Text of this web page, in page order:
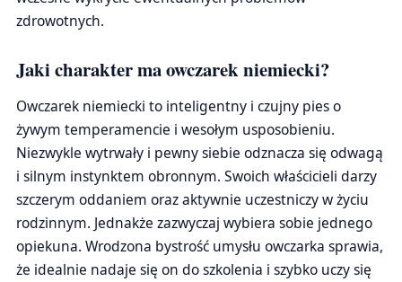
zdrowotnych.
Jaki charakter ma owczarek niemiecki?
Owczarek niemiecki to inteligentny i czujny pies o
żywym temperamencie i wesołym usposobieniu.
Niezwykle wytrwały i pewny siebie odznacza się odwagą
i silnym instynktem obronnym. Swoich właścicieli darzy
szczerym oddaniem oraz aktywnie uczestniczy w życiu
rodzinnym. Jednakże zazwyczaj wybiera sobie jednego
opiekuna. Wrodzona bystrość umysłu owczarka sprawia,
że idealnie nadaje się on do szkolenia i szybko uczy się